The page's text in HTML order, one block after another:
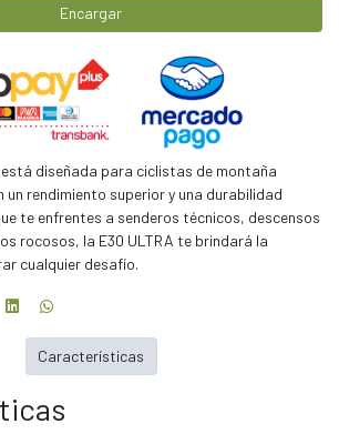
Encargar
está diseñada para ciclistas de montaña
un rendimiento superior y una durabilidad
te enfrentes a senderos técnicos, descensos
rocosos, la E30 ULTRA te brindará la
cualquier desafío.
Características